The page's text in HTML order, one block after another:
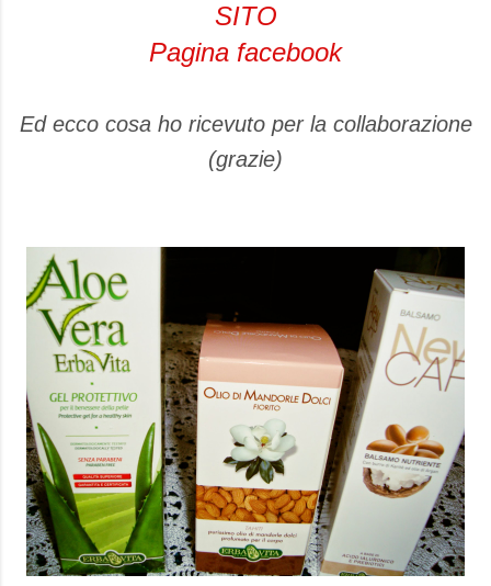
SITO
Pagina facebook
Ed ecco cosa ho ricevuto per la collaborazione
(grazie)